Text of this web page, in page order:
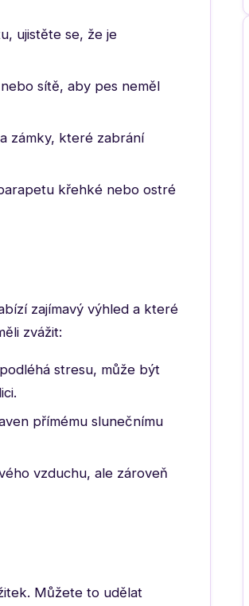
ujistěte se, že je
sítě, aby pes neměl
zámky, které zabrání
křehké nebo ostré
zajímavý výhled a které
zvážit:
stresu, může být
přímému slunečnímu
vzduchu, ale zároveň
Můžete to udělat